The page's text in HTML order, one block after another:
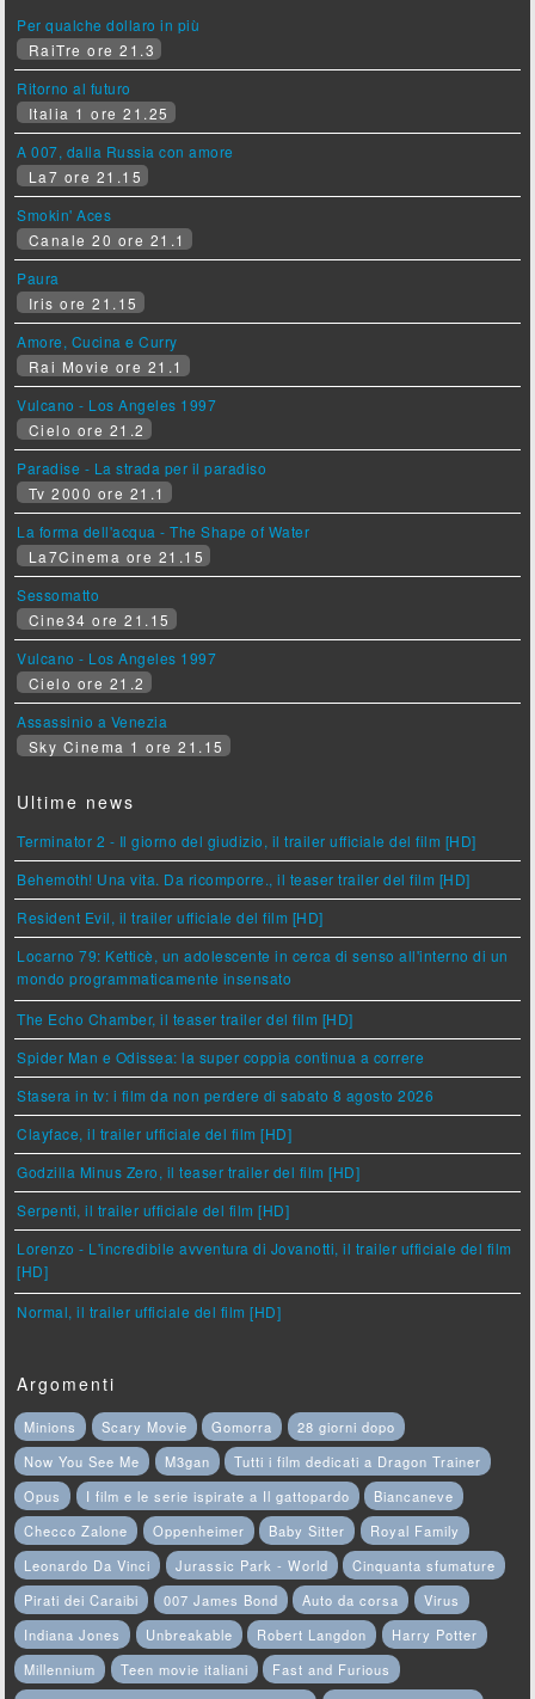
Per qualche dollaro in più
RaiTre ore 21.3
Ritorno al futuro
Italia 1 ore 21.25
A 007, dalla Russia con amore
La7 ore 21.15
Smokin' Aces
Canale 20 ore 21.1
Paura
Iris ore 21.15
Amore, Cucina e Curry
Rai Movie ore 21.1
Vulcano - Los Angeles 1997
Cielo ore 21.2
Paradise - La strada per il paradiso
Tv 2000 ore 21.1
La forma dell'acqua - The Shape of Water
La7Cinema ore 21.15
Sessomatto
Cine34 ore 21.15
Vulcano - Los Angeles 1997
Cielo ore 21.2
Assassinio a Venezia
Sky Cinema 1 ore 21.15
Ultime news
Terminator 2 - Il giorno del giudizio, il trailer ufficiale del film [HD]
Behemoth! Una vita. Da ricomporre., il teaser trailer del film [HD]
Resident Evil, il trailer ufficiale del film [HD]
Locarno 79: Ketticè, un adolescente in cerca di senso all'interno di un
mondo programmaticamente insensato
The Echo Chamber, il teaser trailer del film [HD]
Spider Man e Odissea: la super coppia continua a correre
Stasera in tv: i film da non perdere di sabato 8 agosto 2026
Clayface, il trailer ufficiale del film [HD]
Godzilla Minus Zero, il teaser trailer del film [HD]
Serpenti, il trailer ufficiale del film [HD]
Lorenzo - L'incredibile avventura di Jovanotti, il trailer ufficiale del film
[HD]
Normal, il trailer ufficiale del film [HD]
Argomenti
Minions Scary Movie Gomorra
28 giorni dopo
Now You See Me
M3gan
Tutti i film dedicati a Dragon Trainer
Opus
I film e le serie ispirate a Il gattopardo
Biancaneve
Checco Zalone
Oppenheimer Baby Sitter
Royal Family
Leonardo Da Vinci
Jurassic Park - World
Cinquanta sfumature
Pirati dei Caraibi
007 James Bond Auto da corsa
Virus
Indiana Jones
Unbreakable Robert Langdon
Harry Potter
Millennium
Teen movie italiani
Fast and Furious